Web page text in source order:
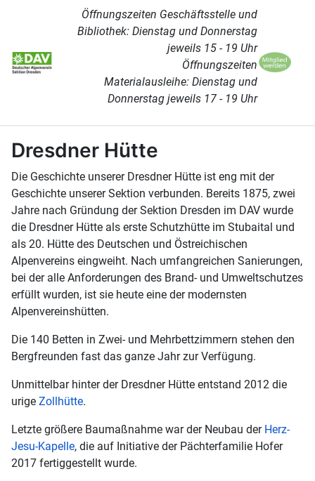
Öffnungszeiten Geschäftsstelle und
Bibliothek: Dienstag und Donnerstag
jeweils 15 - 19 Uhr
Öffnungszeiten
Materialausleihe: Dienstag und
Donnerstag jeweils 17 - 19 Uhr
Dresdner Hütte
Die Geschichte unserer Dresdner Hütte ist eng mit der
Geschichte unserer Sektion verbunden. Bereits 1875, zwei
Jahre nach Gründung der Sektion Dresden im DAV wurde
die Dresdner Hütte als erste Schutzhütte im Stubaital und
als 20. Hütte des Deutschen und Östreichischen
Alpenvereins eingweiht. Nach umfangreichen Sanierungen,
bei der alle Anforderungen des Brand- und Umweltschutzes
erfüllt wurden, ist sie heute eine der modernsten
Alpenvereinshütten.
Die 140 Betten in Zwei- und Mehrbettzimmern stehen den
Bergfreunden fast das ganze Jahr zur Verfügung.
Unmittelbar hinter der Dresdner Hütte entstand 2012 die
urige Zollhütte.
Letzte größere Baumaßnahme war der Neubau der Herz-
Jesu-Kapelle, die auf Initiative der Pächterfamilie Hofer
2017 fertiggestellt wurde.